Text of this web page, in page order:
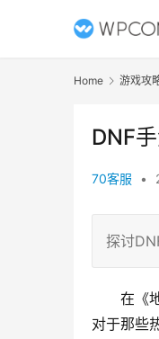
Home 游戏攻
DNF
70客服 •
探讨
在《
对于那些